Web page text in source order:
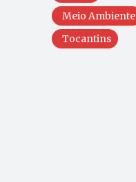
Meio Ambiente
Tocantins